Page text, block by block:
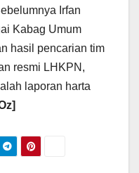
Irfan
Kabag Umum
hasil pencarian tim
resmi LHKPN,
laporan harta